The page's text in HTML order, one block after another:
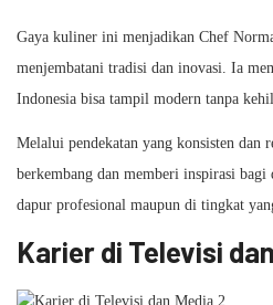
Gaya kuliner ini menjadikan Chef
menjembatani tradisi dan inovasi. Ia
Indonesia bisa tampil modern tanpa
Melalui pendekatan yang konsisten dan
berkembang dan memberi inspirasi
dapur profesional maupun di tingkat
Karier di Televisi